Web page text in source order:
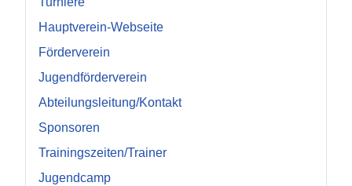
Hauptverein-Webseite
Förderverein
Jugendförderverein
Abteilungsleitung/Kontakt
Sponsoren
Trainingszeiten/Trainer
Jugendcamp